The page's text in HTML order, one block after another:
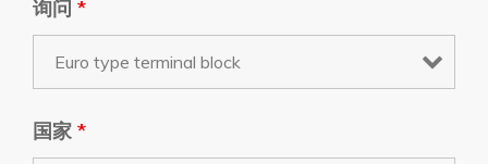
询问 *
国家 *